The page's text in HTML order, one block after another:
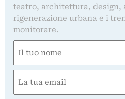
teatro, architettura, design,
rigenerazione urbana e i
monitorare.
(Required)
First
(Required)